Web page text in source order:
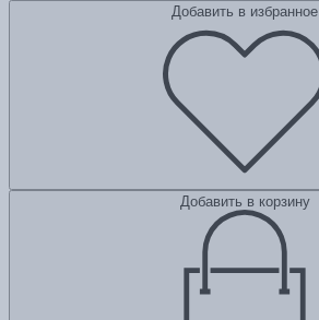
Добавить в избранное
Добавить в корзину